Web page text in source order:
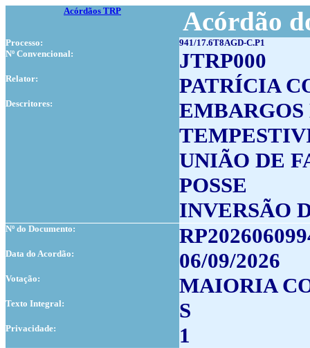
Acórdãos TRP Acórdão
Processo:
941/17.6T8AGD-C.P1
Nº Convencional:
JTRP000
Relator: PATRÍCIA
Descritores:
UNIÃO DE
POSSE
INVERSÃO
Nº do Documento:
Data do Acordão: 06/09/2026
Votação: MAIORIA
Texto Integral: S
Privacidade: 1